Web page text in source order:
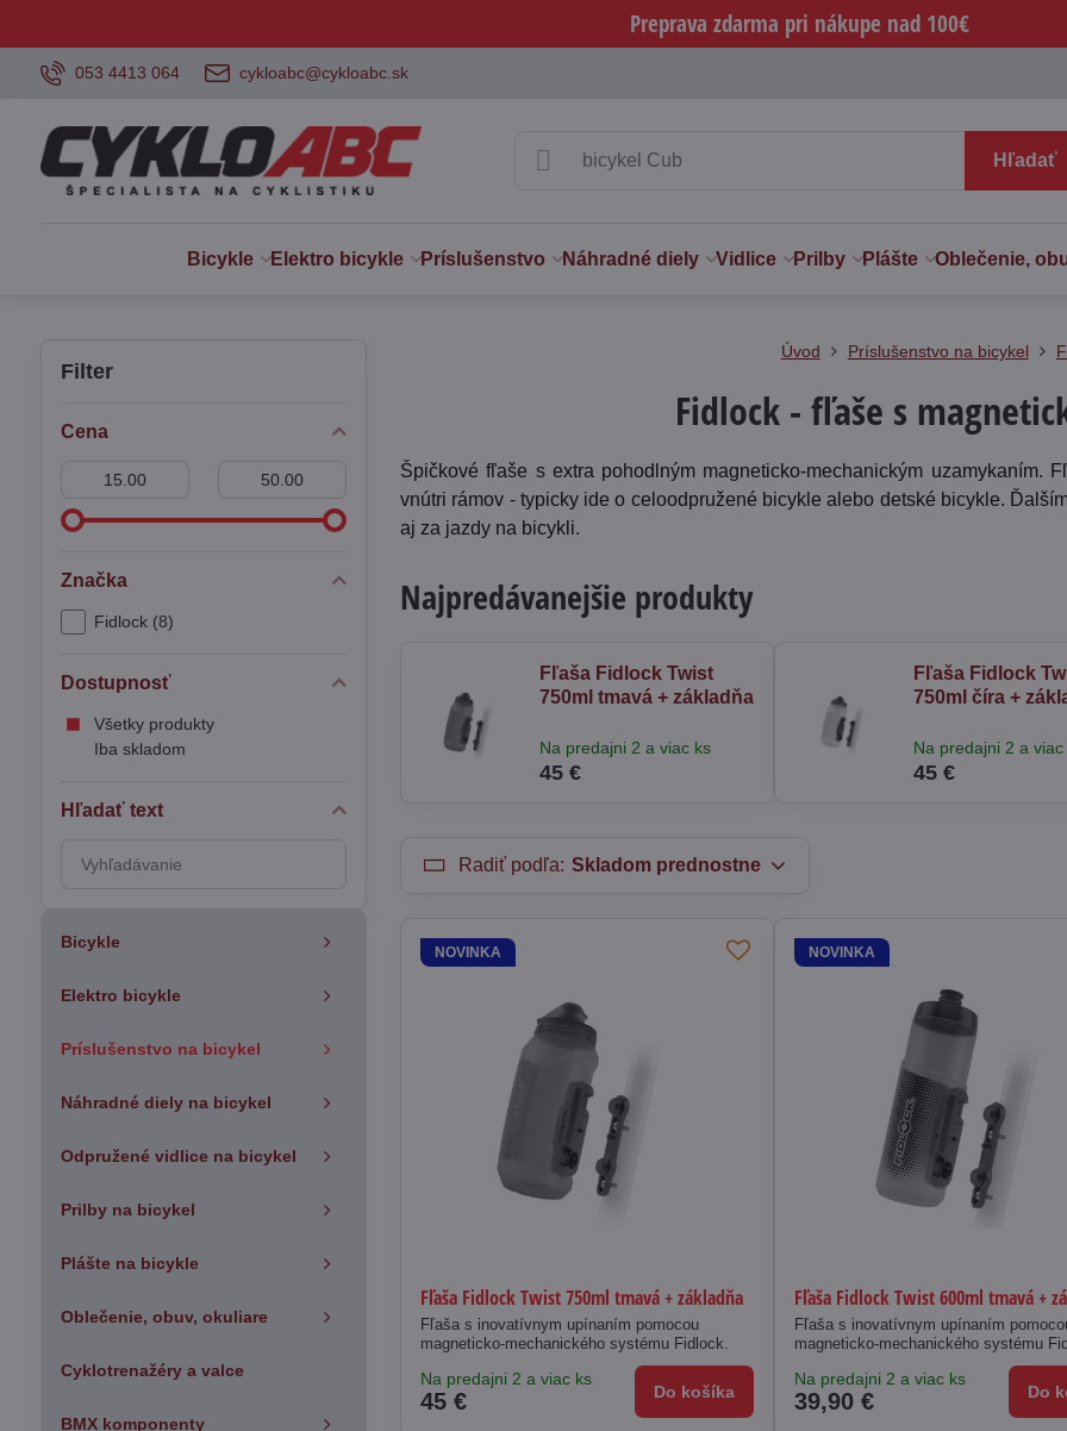
Preprava zdarma pri nákupe nad 100€
053 4413 064 cykloabc@cykloabc.sk
Hľadať
Bicykle Elektro bicykle Príslušenstvo Náhradné diely Vidlice Prilby Plášte Oblečenie,
Úvod Príslušenstvo na bicykel
Fidlock - fľaše s
Špičkové fľaše s extra pohodlným magneticko-mechanickým
vnútri rámov - typicky ide o celoodpružené bicykle alebo detské bicykle.
aj za jazdy na bicykli.
Najpredávanejšie produkty
Fľaša Fidlock Twist
750ml tmavá + základňa
Na predajni 2 a viac ks
45 €
Fľaša Fidlock
750ml číra +
Na predajni 2 a viac
45 €
Radiť podľa: Skladom prednostne
NOVINKA
Fľaša Fidlock Twist 750ml tmavá + základňa
Fľaša s inovatívnym upínaním pomocou
magneticko-mechanického systému Fidlock.
Na predajni 2 a viac ks
45 € Do košíka
NOVINKA
Fľaša Fidlock Twist 600ml tmavá +
Fľaša s inovatívnym upínaním
magneticko-mechanického systému
Na predajni 2 a viac ks
39,90 € Do
Filter
Cena
Značka
Fidlock (8)
Dostupnosť
Všetky produkty
Iba skladom
Hľadať text
výsledky
fulltextom
Bicykle
Elektro bicykle
Príslušenstvo na bicykel
Náhradné diely na bicykel
Odpružené vidlice na bicykel
Prilby na bicykel
Plášte na bicykle
Oblečenie, obuv, okuliare
Cyklotrenažéry a valce
BMX komponenty